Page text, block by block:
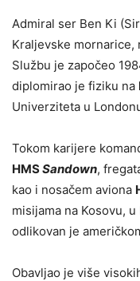
Admiral ser Ben Ki
Kraljevske mornarice,
Službu je započeo
diplomirao je fiziku na
Univerziteta u
Tokom karijere
HMSSandown,
kao i nosačem aviona
misijama na Kosovu,
odlikovan je
Obavljao je više